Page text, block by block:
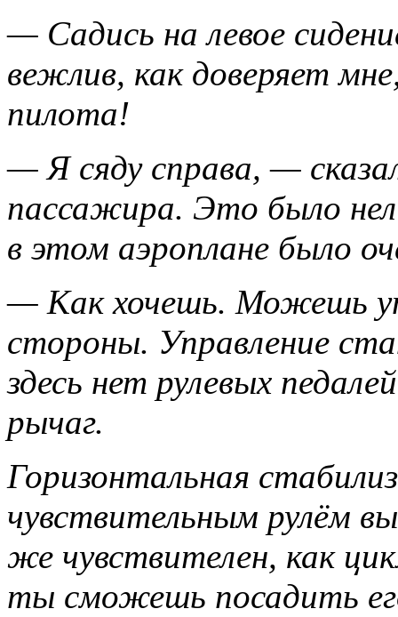
— Садись на левое
вежлив, как доверяет
пилота!
— Я сяду справа, —
пассажира. Это было
в этом аэроплане было
— Как хочешь. Можешь
стороны. Управление
здесь нет рулевых
рычаг.
Горизонтальная
чувствительным рулём
же чувствителен, как
ты сможешь посадить